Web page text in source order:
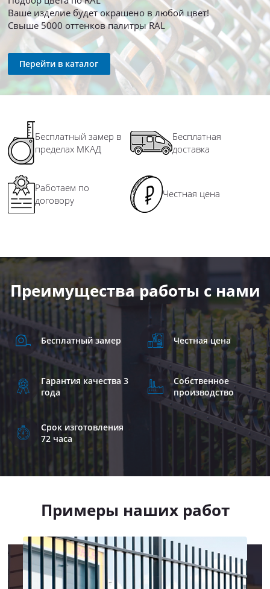
Ваше изделие будет окрашено в любой цвет!
Свыше 5000 оттенков палитры RAL
Перейти в каталог
Бесплатный замер в
пределах МКАД
Бесплатная
доставка
Работаем по
договору
Честная цена
Преимущества работы с нами
Бесплатный замер Честная цена
Гарантия качества 3
года
Собственное
производство
Срок изготовления
72 часа
Примеры наших работ